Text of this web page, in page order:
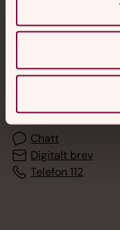
Jourhavande
Akut samtals- och
med en präst på
Chatt
Digitalt brev
Telefon 112